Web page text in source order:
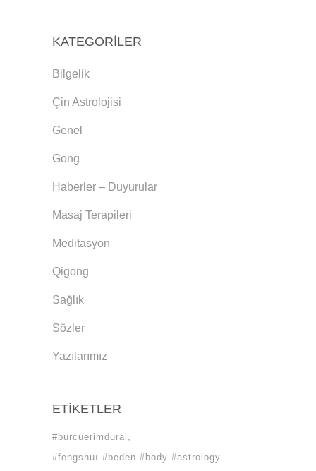
KATEGORILER
Bilgelik
Çin Astrolojisi
Genel
Gong
Haberler – Duyurular
Masaj Terapileri
Meditasyon
Qigong
Sağlık
Sözler
Yazılarımız
ETIKETLER
#burcuerimdural
#fengshuı #beden #body #astrology